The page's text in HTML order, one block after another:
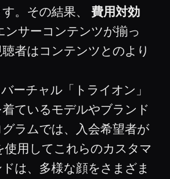
。その結果、 費用対効
サーコンテンツが揃っ
者はコンテンツとのより
ーチャル「トライオン」
ているモデルやブランド
ラムでは、入会希望者が
用してこれらのカスタマ
は、多様な顔をさまざま